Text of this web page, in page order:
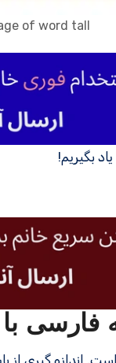
of word tall
بگیریم!